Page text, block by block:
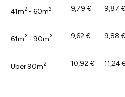
41m2 - 60m2 9,79 € 9,87 €
61m2 - 90m2 9,62 € 9,88 €
Über 90m2 10,92 € 11,24 €